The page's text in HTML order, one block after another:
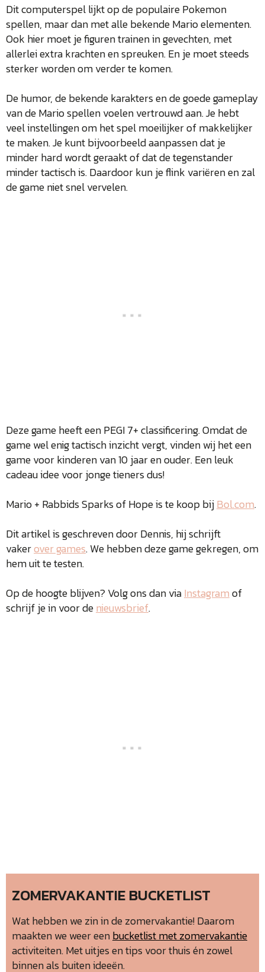
Dit computerspel lijkt op de populaire Pokemon
spellen, maar dan met alle bekende Mario elementen.
Ook hier moet je figuren trainen in gevechten, met
allerlei extra krachten en spreuken. En je moet steeds
sterker worden om verder te komen.
De humor, de bekende karakters en de goede gameplay
van de Mario spellen voelen vertrouwd aan. Je hebt
veel instellingen om het spel moeilijker of makkelijker
te maken. Je kunt bijvoorbeeld aanpassen dat je
minder hard wordt geraakt of dat de tegenstander
minder tactisch is. Daardoor kun je flink variëren en zal
de game niet snel vervelen.
Deze game heeft een PEGI 7+ classificering. Omdat de
game wel enig tactisch inzicht vergt, vinden wij het een
game voor kinderen van 10 jaar en ouder. Een leuk
cadeau idee voor jonge tieners dus!
Mario + Rabbids Sparks of Hope is te koop bijBol.com.
Dit artikel is geschreven door Dennis, hij schrijft
vakerover games. We hebben deze game gekregen, om
hem uit te testen.
Op de hoogte blijven? Volg ons dan viaInstagramof
schrijf je in voor denieuwsbrief.
ZOMERVAKANTIE BUCKETLIST
Wat hebben we zin in de zomervakantie! Daarom
maakten we weer eenbucketlist met zomervakantie
activiteiten. Met uitjes en tips voor thuis én zowel
binnen als buiten ideeën.